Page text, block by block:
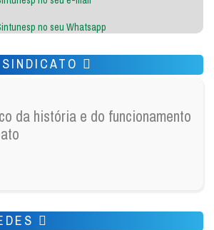
da história e do funcionamento